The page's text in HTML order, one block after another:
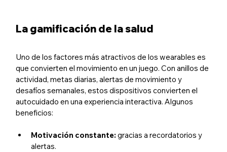
La gamificación de la salud
Uno de los factores más atractivos de los wearables es
que convierten el movimiento en un juego. Con anillos de
actividad, metas diarias, alertas de movimiento y
desafíos semanales, estos dispositivos convierten el
autocuidado en una experiencia interactiva. Algunos
beneficios:
Motivación constante: gracias a recordatorios y
alertas.